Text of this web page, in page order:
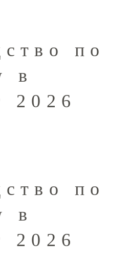
по
в
2026
по
в
2026